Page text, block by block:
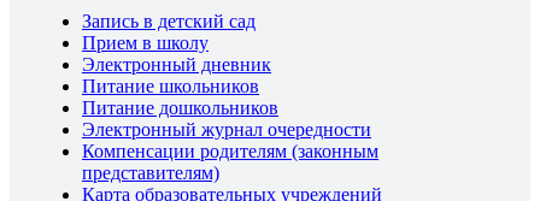
Запись в детский сад
Прием в школу
Электронный дневник
Питание школьников
Питание дошкольников
Электронный журнал очередности
Компенсации родителям (законным
представителям)
Карта образовательных учреждений